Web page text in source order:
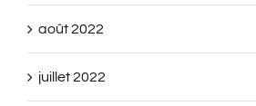
août 2022
juillet 2022